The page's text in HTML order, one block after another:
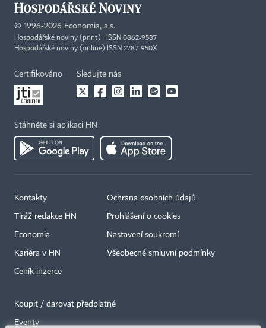
© 1996-2026 Economia, a.s.
Hospodářské noviny (print) ISSN 0862-9587
Hospodářské noviny (online) ISSN 2787-950X
Certifikováno Sledujte nás
Stáhněte si aplikaci HN
Kontakty
Tiráž redakce HN
Economia
Kariéra v HN
Ceník inzerce
Ochrana osobních údajů
Prohlášení o cookies
Nastavení soukromí
Všeobecné smluvní podmínky
Koupit / darovat předplatné
Eventy